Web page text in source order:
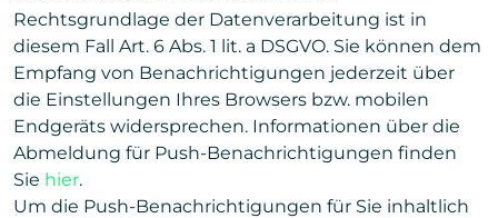
Rechtsgrundlage der Datenverarbeitung ist in
diesem Fall Art. 6 Abs. 1 lit. a DSGVO. Sie können dem
Empfang von Benachrichtigungen jederzeit über
die Einstellungen Ihres Browsers bzw. mobilen
Endgeräts widersprechen. Informationen über die
Abmeldung für Push-Benachrichtigungen finden
Sie hier.
Um die Push-Benachrichtigungen für Sie inhaltlich